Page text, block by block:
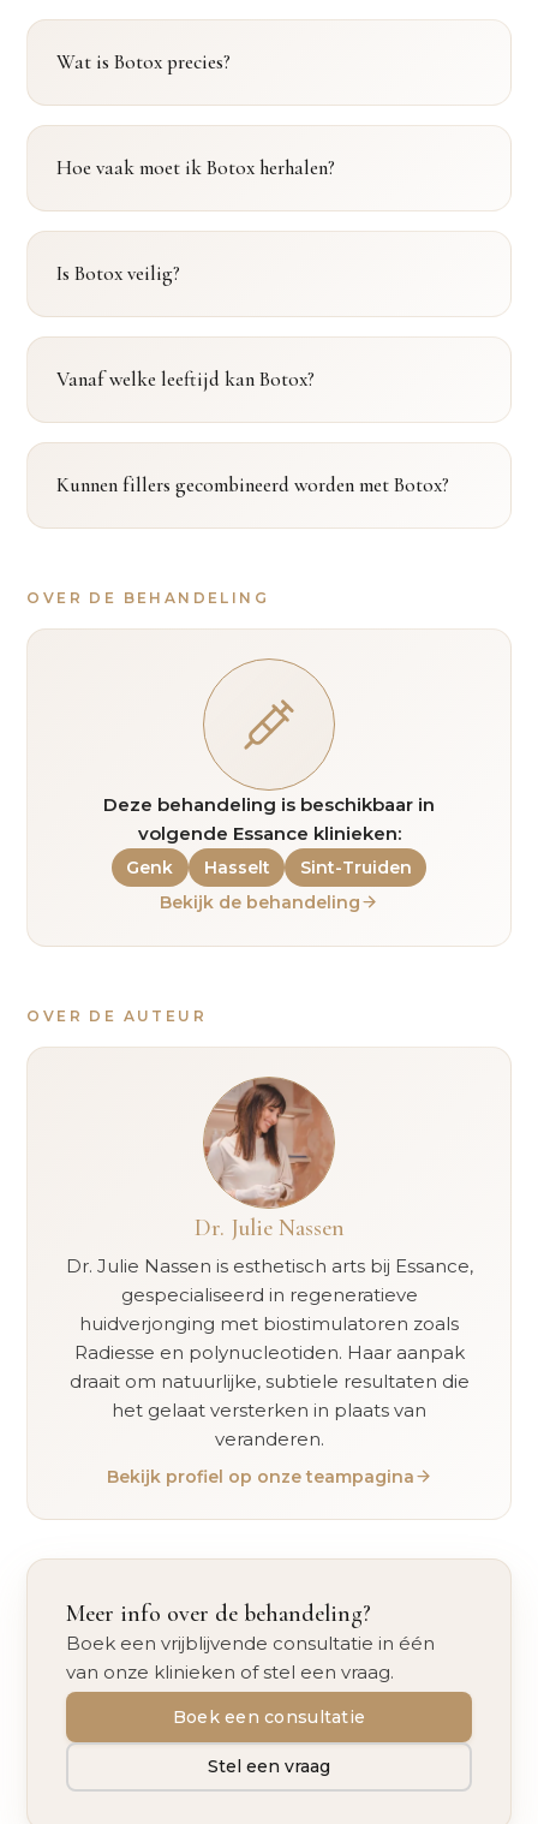
Wat is Botox precies?
Hoe vaak moet ik Botox herhalen?
Is Botox veilig?
Vanaf welke leeftijd kan Botox?
Kunnen fillers gecombineerd worden met Botox?
OVER DE BEHANDELING
Deze behandeling is beschikbaar in
volgende Essance klinieken:
Genk Hasselt
Sint-Truiden
Bekijk de behandeling
OVER DE AUTEUR
Dr. Julie Nassen
Dr. Julie Nassen is esthetisch arts bij Essance,
gespecialiseerd in regeneratieve
huidverjonging met biostimulatoren zoals
Radiesse en polynucleotiden. Haar aanpak
draait om natuurlijke, subtiele resultaten die
het gelaat versterken in plaats van
veranderen.
Bekijk profiel op onze teampagina
Meer info over de behandeling?
Boek een vrijblijvende consultatie in één
van onze klinieken of stel een vraag.
Boek een consultatie
Stel een vraag